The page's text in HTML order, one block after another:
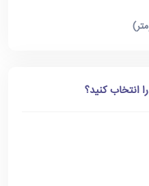
انتخاب کنید؟